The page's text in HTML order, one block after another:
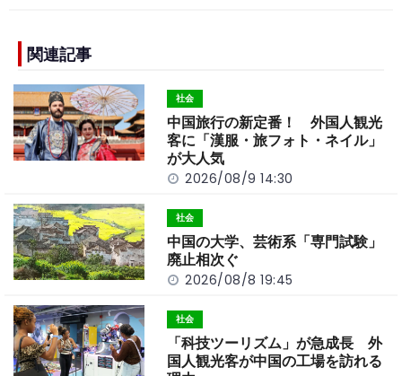
e
b
o
o
k
n
k
関連記事
社会
中国旅行の新定番！ 外国人観光
客に「漢服・旅フォト・ネイル」
が大人気
2026/08/9 14:30
社会
中国の大学、芸術系「専門試験」
廃止相次ぐ
2026/08/8 19:45
社会
「科技ツーリズム」が急成長 外
国人観光客が中国の工場を訪れる